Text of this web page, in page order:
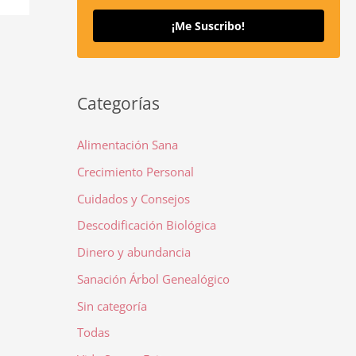
¡Me Suscribo!
Categorías
Alimentación Sana
Crecimiento Personal
Cuidados y Consejos
Descodificación Biológica
Dinero y abundancia
Sanación Árbol Genealógico
Sin categoría
Todas